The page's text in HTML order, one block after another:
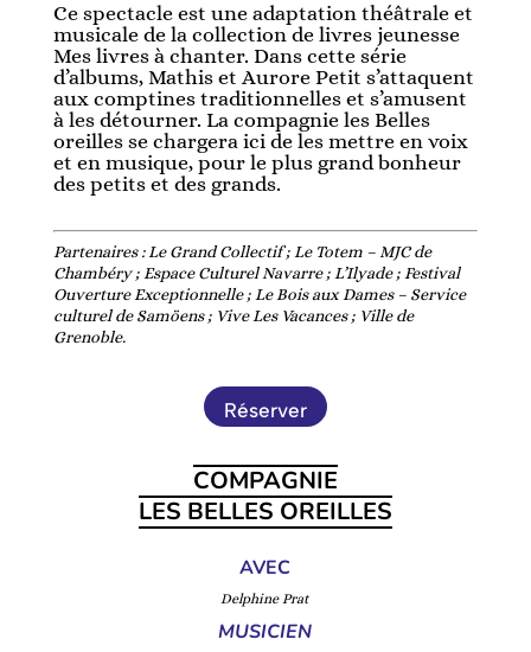
Ce spectacle est une adaptation théâtrale et
musicale de la collection de livres jeunesse
Mes livres à chanter. Dans cette série
d’albums, Mathis et Aurore Petit s’attaquent
aux comptines traditionnelles et s’amusent
à les détourner. La compagnie les Belles
oreilles se chargera ici de les mettre en voix
et en musique, pour le plus grand bonheur
des petits et des grands.
Partenaires : Le Grand Collectif ; Le Totem – MJC de
Chambéry ; Espace Culturel Navarre ; L’Ilyade ; Festival
Ouverture Exceptionnelle ; Le Bois aux Dames – Service
culturel de Samöens ; Vive Les Vacances ; Ville de
Grenoble.
Réserver
COMPAGNIE
LES BELLES OREILLES
AVEC
Delphine Prat
MUSICIEN